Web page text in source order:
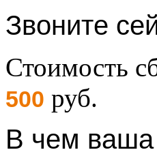
Звоните
Стоимость
500 руб.
В чем ваша